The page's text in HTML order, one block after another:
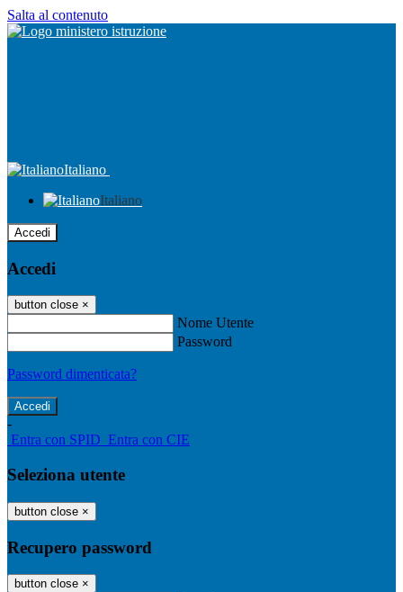
Salta al contenuto
Italiano
Italiano
Accedi
Accedi
button close ×
Nome Utente
Password
Password dimenticata?
-
Entra con SPID Entra con CIE
Seleziona utente
button close ×
Recupero password
button close ×